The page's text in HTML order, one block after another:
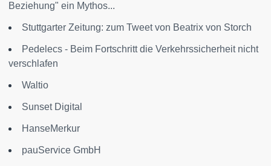
Beziehung" ein Mythos...
Stuttgarter Zeitung: zum Tweet von Beatrix von Storch
Pedelecs - Beim Fortschritt die Verkehrssicherheit nicht
verschlafen
Waltio
Sunset Digital
HanseMerkur
pauService GmbH